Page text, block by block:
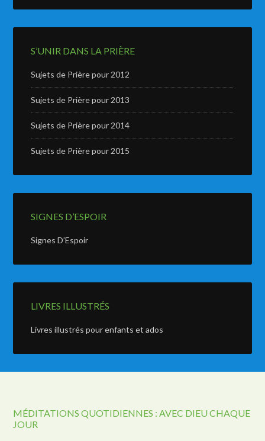
S’UNIR DANS LA PRIÈRE
Sujets de Prière pour 2012
Sujets de Prière pour 2013
Sujets de Prière pour 2014
Sujets de Prière pour 2015
SIGNES D’ESPOIR
Signes D’Espoir
LIVRES ILLUSTRÉS
Livres illustrés pour enfants et ados
MÉDITATIONS QUOTIDIENNES : AVEC DIEU CHAQUE
JOUR